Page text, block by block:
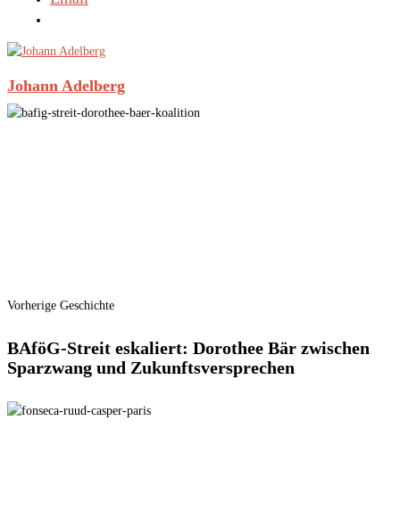
Johann Adelberg
Vorherige Geschichte
BAföG-Streit eskaliert: Dorothee Bär zwischen
Sparzwang und Zukunftsversprechen